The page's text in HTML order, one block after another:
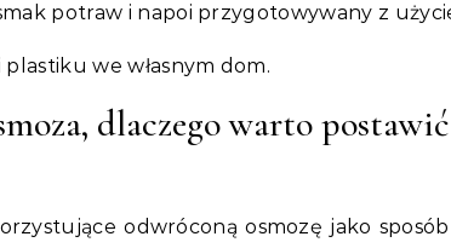
potraw i napoi przygotowywany z
we własnym dom.
dlaczego warto
odwróconą osmozę jako